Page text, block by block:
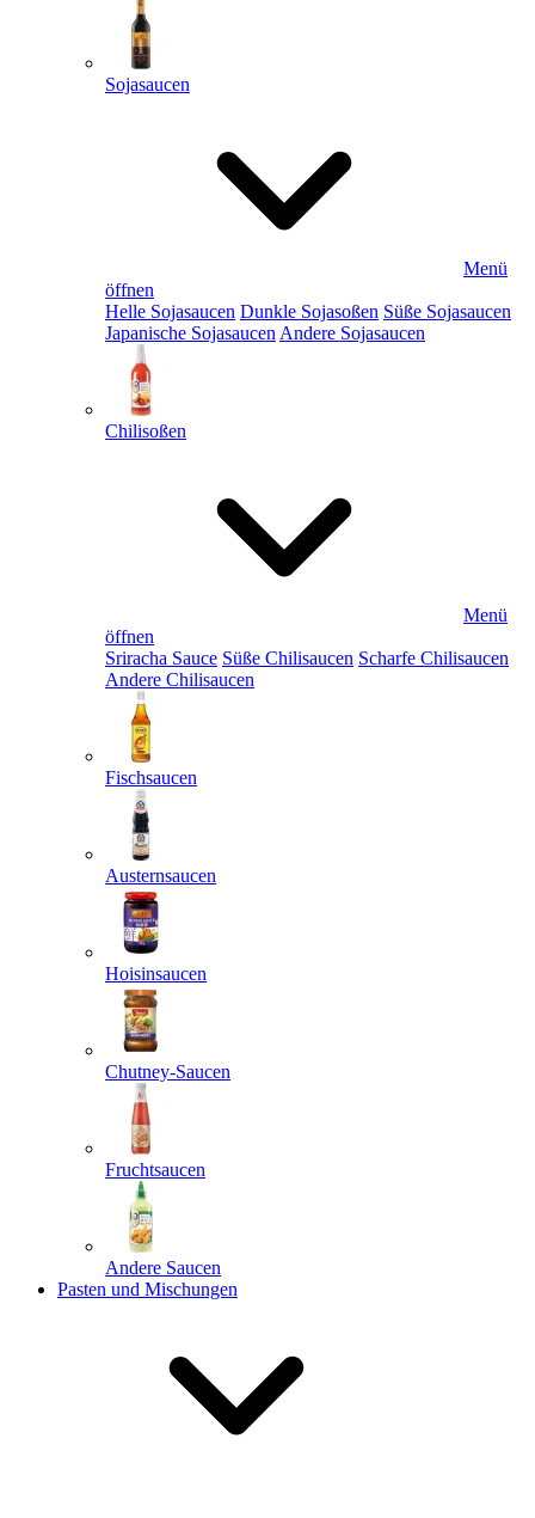
Sojasaucen
Menü
öffnen
Helle Sojasaucen Dunkle Sojasoßen Süße Sojasaucen
Japanische Sojasaucen Andere Sojasaucen
Chilisoßen
Menü
öffnen
Sriracha Sauce Süße Chilisaucen Scharfe Chilisaucen
Andere Chilisaucen
Fischsaucen
Austernsaucen
Hoisinsaucen
Chutney-Saucen
Fruchtsaucen
Andere Saucen
Pasten und Mischungen